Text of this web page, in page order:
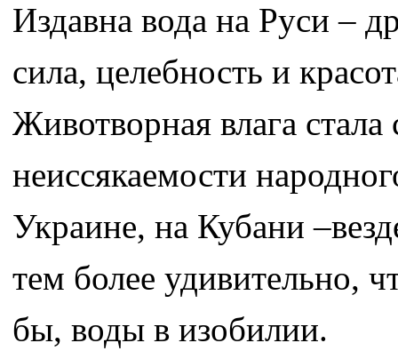
Издавна вода на Руси –
сила, целебность и
Животворная влага
неиссякаемости
Украине, на Кубани
тем более удивительно,
бы, воды в изобилии.